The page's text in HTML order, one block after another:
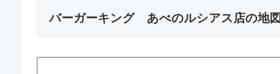
バーガーキング あべのルシアス店の地図